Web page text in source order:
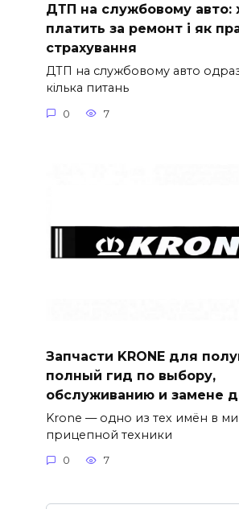
ДТП на службовому авто:
платить за ремонт і як
страхування
ДТП на службовому авто
кілька питань
0 7
Запчасти KRONE для
полный гид по выбору,
обслуживанию и замене
Krone — одно из тех имён в
прицепной техники
0 7